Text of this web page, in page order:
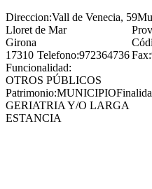
Direccion:Vall de Venecia, 59
Lloret de Mar
Girona
17310 Telefono:972364736Fax:
Funcionalidad:
OTROS PÚBLICOS
Patrimonio:MUNICIPIO
GERIATRIA Y/O LARGA
ESTANCIA